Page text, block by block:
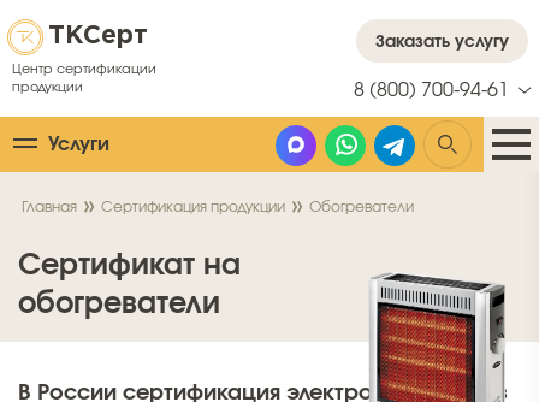
ТКСерт
Центр сертификации
продукции
8 (800) 700-94-61
Заказать услугу
Услуги
Главная Сертификация продукции Обогреватели
Сертификат на
обогреватели
В России сертификация электроприборов, в